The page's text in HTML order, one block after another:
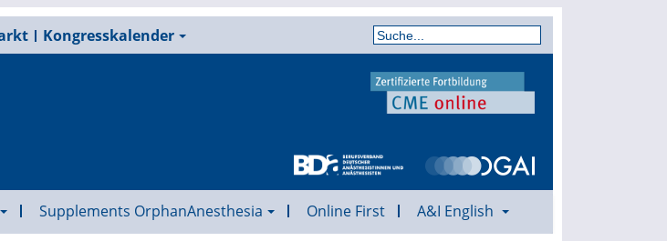
Kongresskalender
Supplements OrphanAnesthesia Online First A&I English